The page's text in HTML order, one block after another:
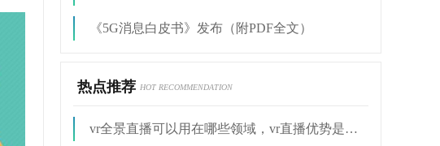
《5G消息白皮书》发布（附PDF全文）
热点推荐 HOT RECOMMENDATION
vr全景直播可以用在哪些领域，vr直播优势是什么？